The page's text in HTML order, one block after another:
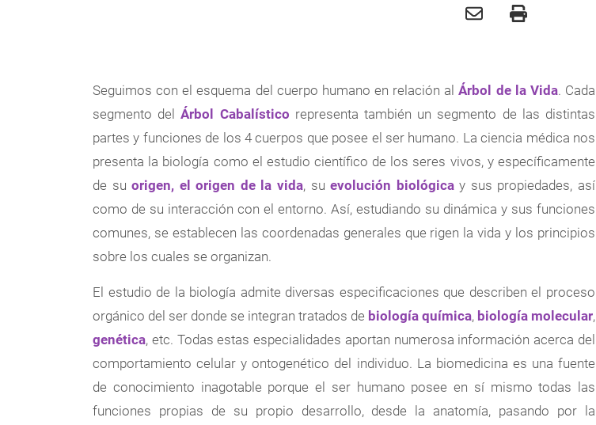
Seguimos con el esquema del cuerpo humano en relación alÁrbol de la Vida. Cada
segmento delÁrbol Cabalístico representa también un segmento de las distintas
partes y funciones de los 4 cuerpos que posee el ser humano. La ciencia médica nos
presenta la biología como el estudio científico de los seres vivos, y específicamente
de suorigen, el origen de la vida, suevolución biológicay sus propiedades, así
como de su interacción con el entorno. Así, estudiando su dinámica y sus funciones
comunes, se establecen las coordenadas generales que rigen la vida y los principios
sobre los cuales se organizan.
El estudio de la biología admite diversas especificaciones que describen el proceso
orgánico del ser donde se integran tratados de biología química, biología molecular,
genética, etc. Todas estas especialidades aportan numerosa información acerca del
comportamiento celular y ontogenético del individuo. La biomedicina es una fuente
de conocimiento inagotable porque el ser humano posee en sí mismo todas las
funciones propias de su propio desarrollo, desde la anatomía, pasando por la